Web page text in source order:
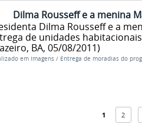
Dilma Rousseff e a menina
Dilma Rousseff e a
de unidades
BA, 05/08/2011)
em Imagens / Entrega de moradias do
1 2